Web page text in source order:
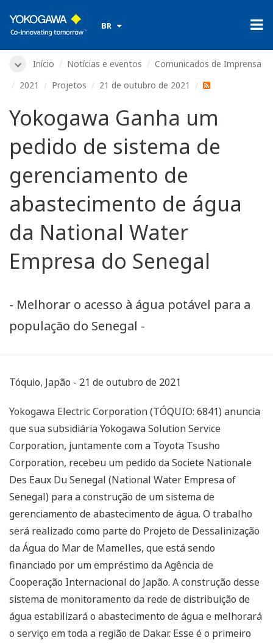
BR
Início Notícias e eventos
Comunicados de Imprensa
2021
Projetos 21 de outubro de 2021
Yokogawa Ganha um
pedido de sistema de
gerenciamento de
abastecimento de água
da National Water
Empresa do Senegal
- Melhorar o acesso à água potável para a
população do Senegal -
Tóquio, Japão - 21 de outubro de 2021
Yokogawa Electric Corporation (TÓQUIO: 6841) anuncia
que sua subsidiária Yokogawa Solution Service
Corporation, juntamente com a Toyota Tsusho
Corporation, recebeu um pedido da Societe Nationale
Des Eaux Du Senegal (National Water Empresa of
Senegal) para a construção de um sistema de
gerenciamento de abastecimento de água. O trabalho
será realizado como parte do Projeto de Dessalinização
da Água do Mar de Mamelles, que está sendo
financiado por um empréstimo da Agência de
Cooperação Internacional do Japão. A construção desse
sistema de monitoramento da rede de distribuição de
água estabilizará o abastecimento de água e melhorará
o serviço em toda a região de Dakar. Esse é o primeiro